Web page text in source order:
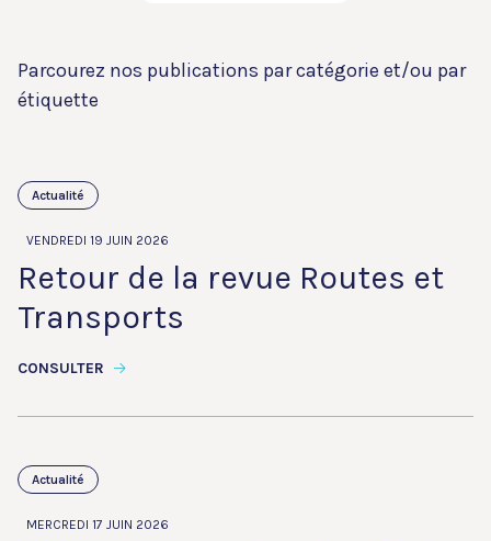
Parcourez nos publications par catégorie et/ou par
étiquette
Actualité
VENDREDI 19 JUIN 2026
Retour de la revue Routes et
Transports
CONSULTER
Actualité
MERCREDI 17 JUIN 2026